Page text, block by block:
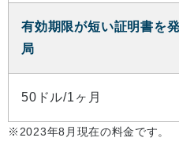
有効期限が短い証明書を
局
50ドル/1ヶ月
※2023年8月現在の料金です。